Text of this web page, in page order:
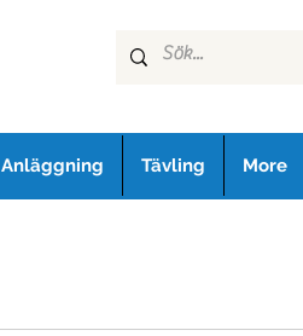
Anläggning Tävling More